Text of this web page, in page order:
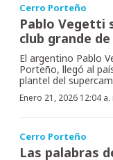
Cerro Porteño
Pablo Vegetti
club grande
El argentino Pablo
Porteño, llegó al
plantel del
Enero 21, 2026 12:04 a.
Cerro Porteño
Las palabras